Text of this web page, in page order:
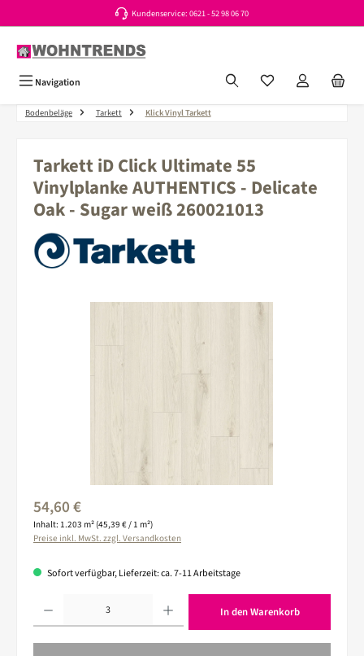
Kundenservice: 0621 - 52 98 06 70
Navigation Du hast 0 Produkte
Bodenbeläge Tarkett Klick Vinyl Tarkett
Tarkett iD Click Ultimate 55
Vinylplanke AUTHENTICS - Delicate
Oak - Sugar weiß 260021013
Bildergalerie überspringen
Regulärer Preis:
54,60 €
Inhalt: 1.203 m² (45,39 € / 1 m²)
Preise inkl. MwSt. zzgl. Versandkosten
Sofort verfügbar, Lieferzeit: ca. 7-11 Arbeitstage
In den Warenkorb